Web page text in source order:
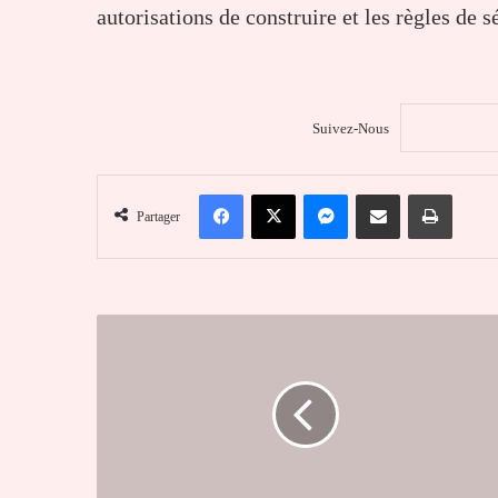
autorisations de construire et les règles de
Suivez-Nous
Partager
FacebookX MessengerPartager par email Imprimer